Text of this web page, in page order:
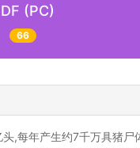
(PC)
66
,每年产生约7千万具猪